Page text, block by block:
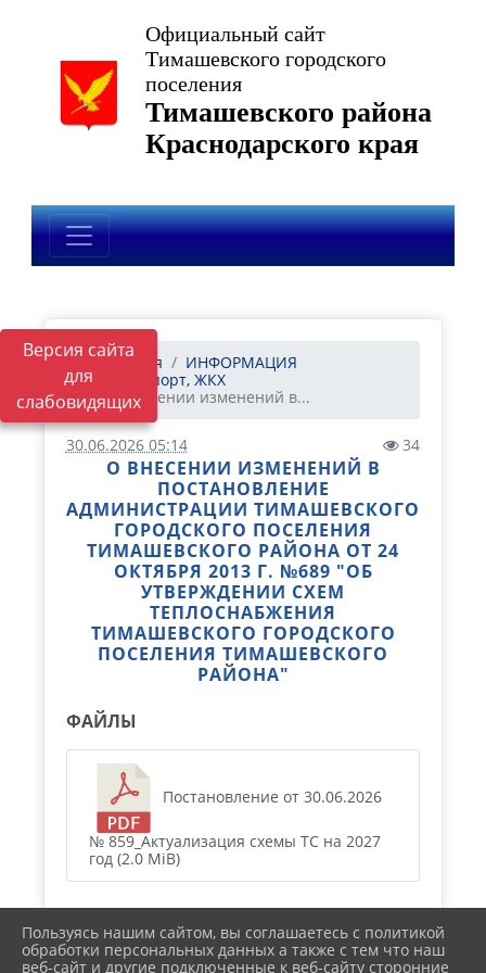
Версия сайта
для
слабовидящих
Официальный сайт
Тимашевского городского
поселения
Тимашевского района
Краснодарского края
Главная
ИНФОРМАЦИЯ
Транспорт, ЖКХ
О внесении изменений в...
30.06.2026 05:14 34
О ВНЕСЕНИИ ИЗМЕНЕНИЙ В
ПОСТАНОВЛЕНИЕ
АДМИНИСТРАЦИИ ТИМАШЕВСКОГО
ГОРОДСКОГО ПОСЕЛЕНИЯ
ТИМАШЕВСКОГО РАЙОНА ОТ 24
ОКТЯБРЯ 2013 Г. №689 "ОБ
УТВЕРЖДЕНИИ СХЕМ
ТЕПЛОСНАБЖЕНИЯ
ТИМАШЕВСКОГО ГОРОДСКОГО
ПОСЕЛЕНИЯ ТИМАШЕВСКОГО
РАЙОНА"
ФАЙЛЫ
Постановление от 30.06.2026
№ 859_Актуализация схемы ТС на 2027
год (2.0 MiB)
Пользуясь нашим сайтом, вы соглашаетесь с политикой
обработки персональных данных а также с тем что наш
веб-сайт и другие подключенные к веб-сайту сторонние